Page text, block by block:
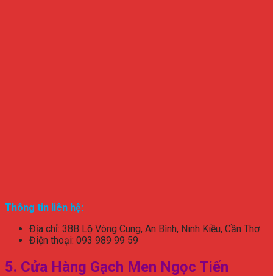
Thông tin liên hệ:
Địa chỉ: 38B Lộ Vòng Cung, An Bình, Ninh Kiều, Cần Thơ
Điện thoại: 093 989 99 59
5. Cửa Hàng Gạch Men Ngọc Tiến